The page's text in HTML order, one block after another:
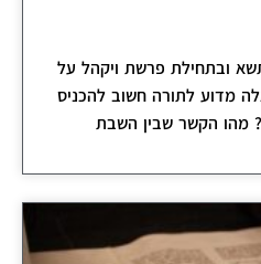
ובתחילת פרשת ויקהל על
מדוע לתורה חשוב להכניס
מהו הקשר שבין השבת